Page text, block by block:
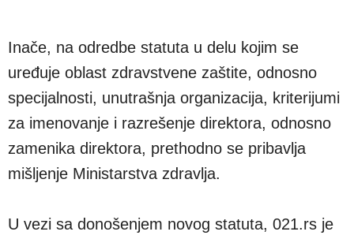
Inače, na odredbe statuta u delu kojim se
uređuje oblast zdravstvene zaštite, odnosno
specijalnosti, unutrašnja organizacija, kriterijumi
za imenovanje i razrešenje direktora, odnosno
zamenika direktora, prethodno se pribavlja
mišljenje Ministarstva zdravlja.
U vezi sa donošenjem novog statuta, 021.rs je